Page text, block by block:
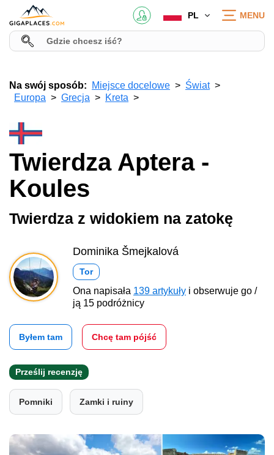
PL MENU
Na swój sposób: Miejsce docelowe
Świat
Europa
Grecja Kreta
Twierdza Aptera -
Koules
Twierdza z widokiem na zatokę
Dominika Šmejkalová
Tor
Ona napisała 139 artykuły i obserwuje go /
ją 15 podróżnicy
Byłem tam Chcę tam pójść
Prześlij recenzję
Pomniki Zamki i ruiny